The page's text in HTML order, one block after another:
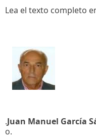
Lea el texto completo
.Juan Manuel García
o.